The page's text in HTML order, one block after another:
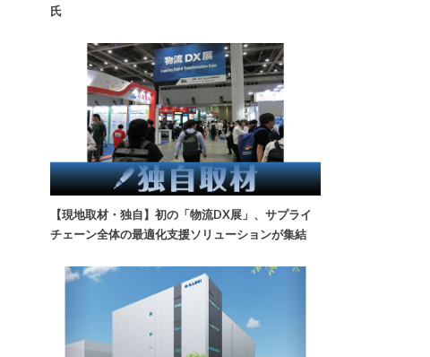
氏
【現地取材・独自】初の「物流DX展」、サプライ
チェーン全体の最適化支援ソリューションが集結